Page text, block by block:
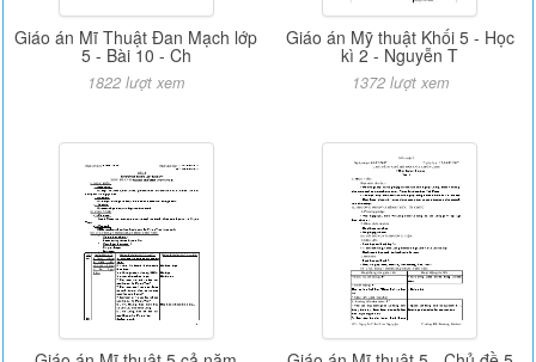
Giáo án Mĩ Thuật Đan Mạch lớp
5 - Bài 10 - Ch
1822 lượt xem
Giáo án Mỹ thuật Khối 5 - Học
kì 2 - Nguyễn T
1372 lượt xem